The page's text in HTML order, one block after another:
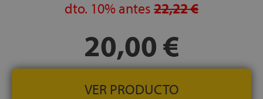
lavar a máquina siguiendo siempre las instrucciones del
FABRICACIÓN ESPAÑOLA
dto. 10% antes 22,22 €
20,00 €
VER PRODUCTO